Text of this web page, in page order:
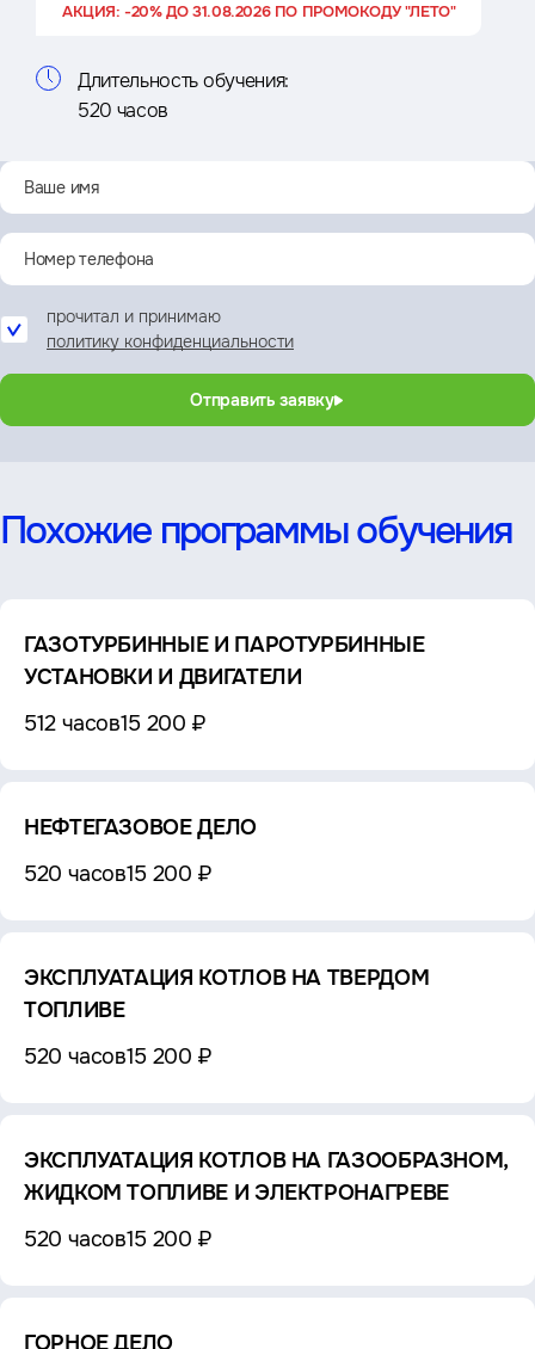
АКЦИЯ: -20% ДО 31.08.2026 ПО ПРОМОКОДУ "ЛЕТО"
Длительность обучения:
520 часов
прочитал и принимаю
политику конфиденциальности
Отправить заявку
Похожие программы обучения
ГАЗОТУРБИННЫЕ И ПАРОТУРБИННЫЕ
УСТАНОВКИ И ДВИГАТЕЛИ
512 часов15 200 ₽
НЕФТЕГАЗОВОЕ ДЕЛО
520 часов15 200 ₽
ЭКСПЛУАТАЦИЯ КОТЛОВ НА ТВЕРДОМ
ТОПЛИВЕ
520 часов15 200 ₽
ЭКСПЛУАТАЦИЯ КОТЛОВ НА ГАЗООБРАЗНОМ,
ЖИДКОМ ТОПЛИВЕ И ЭЛЕКТРОНАГРЕВЕ
520 часов15 200 ₽
ГОРНОЕ ДЕЛО